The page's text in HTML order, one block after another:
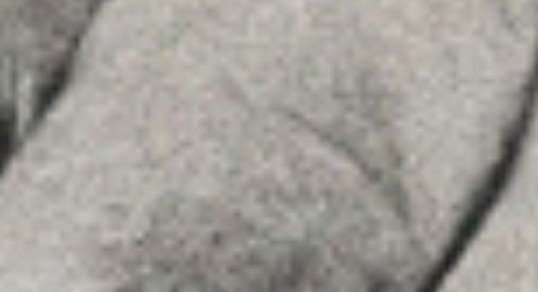
Home
About Us
Team
Advice
Insights
Contact